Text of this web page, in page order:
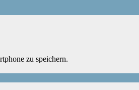
zu speichern.